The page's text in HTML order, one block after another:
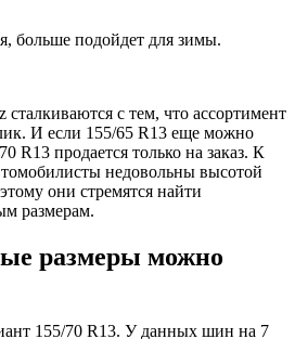
больше подойдет для зимы.
с тем, что ассортимент
И если 155/65 R13 еще можно
R13 продается только на заказ. К
недовольны высотой
они стремятся найти
размерам.
размеры можно
155/70 R13. У данных шин на 7